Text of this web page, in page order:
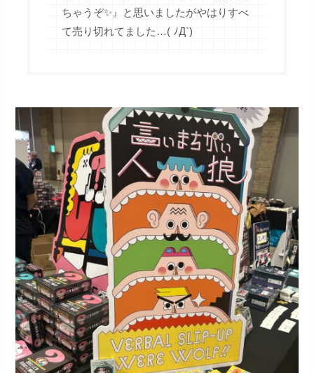
ちゃうぞ✨』と思いましたがやはりすべ
て売り切れてました…( ﾉД`)